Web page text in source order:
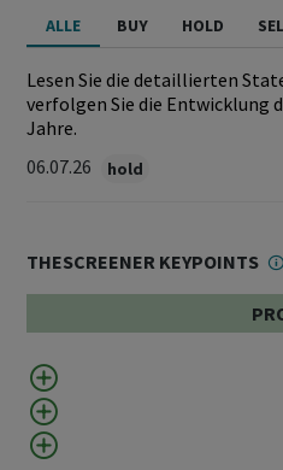
ALLE BUY HOLD
Lesen Sie die detaillierten
verfolgen Sie die Entwicklung
Jahre.
06.07.26
hold
THESCREENER KEYPOINTS